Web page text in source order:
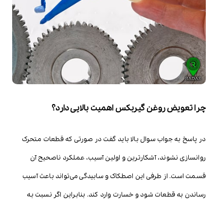
چرا تعویض روغن گیربکس اهمیت بالایی دارد؟
در پاسخ به جواب سوال بالا باید گفت در صورتی که قطعات متحرک
روانسازی نشوند، آشکارترین و اولین آسیب، عملکرد ناصحیح آن
قسمت است. از طرفی این اصطکاک و سابیدگی می‌تواند باعث آسیب
رساندن به قطعات شود و خسارت وارد کند. بنابراین اگر نسبت به